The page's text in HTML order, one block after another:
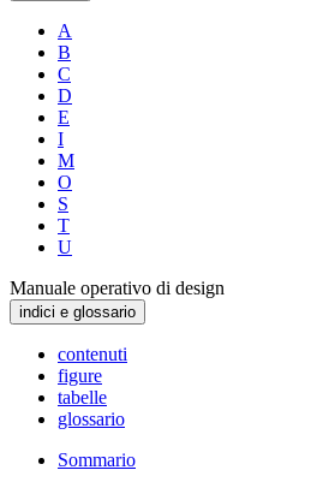
A
B
C
D
E
I
M
O
S
T
U
Manuale operativo di design
indici e glossario
contenuti
figure
tabelle
glossario
Sommario